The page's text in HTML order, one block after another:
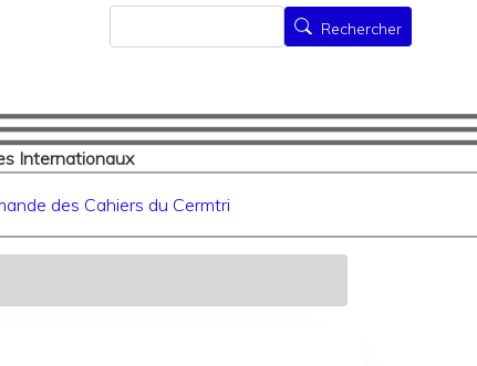
Internationaux
Rechercher
Rechercher
des Cahiers du Cermtri